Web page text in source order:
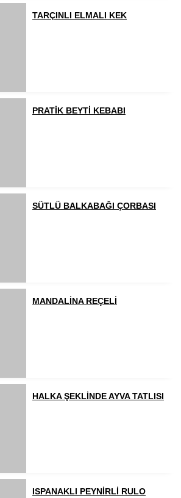
TARÇINLI ELMALI KEK
PRATİK BEYTİ KEBABI
SÜTLÜ BALKABAĞI ÇORBASI
MANDALİNA REÇELİ
HALKA ŞEKLİNDE AYVA TATLISI
ISPANAKLI PEYNİRLİ RULO